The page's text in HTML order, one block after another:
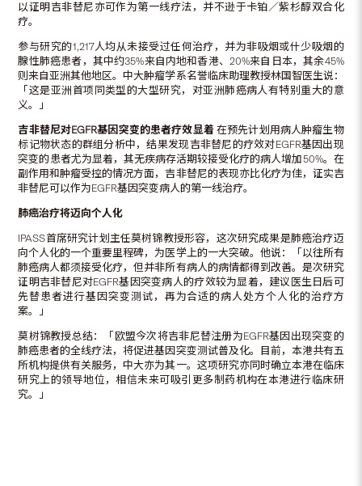
以证明吉非替尼亦可作为第一线疗法，并不逊于卡铂／紫杉醇双合化
疗。
参与研究的1,217人均从未接受过任何治疗，并为非吸烟或什少吸烟的
腺性肺癌患者，其中约35%来自内地和香港、20%来自日本，其余45%
则来自亚洲其他地区。中大肿瘤学系名誉临床助理教授林国智医生说：
「这是亚洲首项同类型的大型研究，对亚洲肺癌病人有特别重大的意
义。」
吉非替尼对EGFR基因突变的患者疗效显着在预先计划用病人肿瘤生物
标记物状态的群组分析中，结果发现吉非替尼的疗效对EGFR基因出现
突变的患者尤为显着，其无疾病存活期较接受化疗的病人增加50%。在
副作用和肿瘤受控的情况方面，吉非替尼的表现亦比化疗为佳，证实吉
非替尼可以作为EGFR基因突变病人的第一线治疗。
肺癌治疗将迈向个人化
IPASS首席研究计划主任莫树锦教授形容，这次研究成果是肺癌治疗迈
向个人化的一个重要里程碑，为医学上的一大突破。他说：「以往所有
肺癌病人都须接受化疗，但并非所有病人的病情都得到改善。是次研究
证明吉非替尼对EGFR基因突变病人的疗效较为显着，建议医生日后可
先替患者进行基因突变测试，再为合适的病人处方个人化的治疗方
案。」
莫树锦教授总结：「欧盟今次将吉非尼替注册为EGFR基因出现突变的
肺癌患者的全线疗法，将促进基因突变测试普及化。目前，本港共有五
所机构提供有关服务，中大亦为其一。这项研究亦同时确立本港在临床
研究上的领导地位，相信未来可吸引更多制药机构在本港进行临床研
究。」